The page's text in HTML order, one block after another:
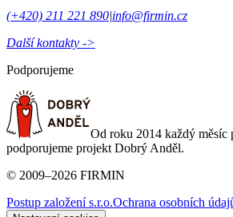
(+420) 211 221 890|info@firmin.cz
Další kontakty ->
Podporujeme
Od roku 2014 každý měsíc
podporujeme projekt Dobrý Anděl.
© 2009–2026 FIRMIN
Postup založení s.r.o.Ochrana osobních